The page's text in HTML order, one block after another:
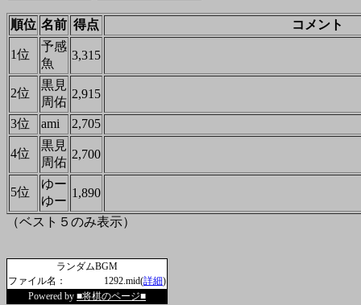
順位 名前 得点 コメント
1位
予感
魚
3,315
2位
黒見
周佑
2,915
3位 ami 2,705
4位
黒見
周佑
2,700
5位
ゆー
ゆー
1,890
（ベスト５のみ表示）
ランダムBGM
ファイル名：
1292.mid(詳細)
Powered by ■将棋のページ■